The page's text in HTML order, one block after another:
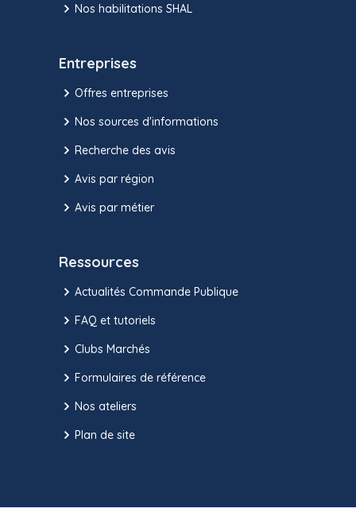
Nos habilitations SHAL
Entreprises
Offres entreprises
Nos sources d'informations
Recherche des avis
Avis par région
Avis par métier
Ressources
Actualités Commande Publique
FAQ et tutoriels
Clubs Marchés
Formulaires de référence
Nos ateliers
Plan de site